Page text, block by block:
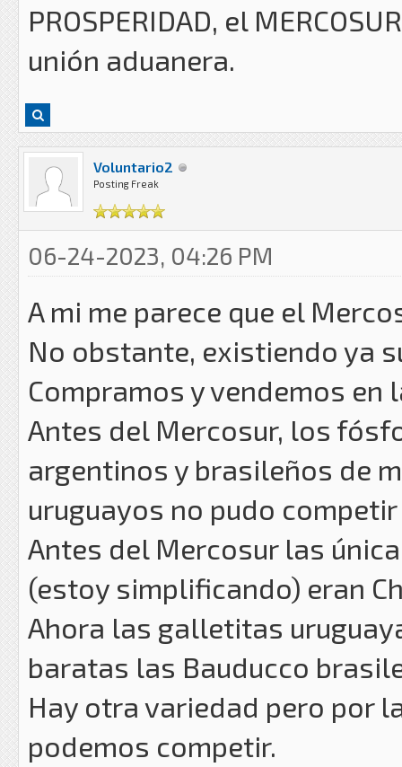
PROSPERIDAD, el
unión aduanera.
Voluntario2
Posting Freak
06-24-2023, 04:26 PM
A mi me parece que el
No obstante, existiendo ya
Compramos y vendemos en
Antes del Mercosur, los
argentinos y brasileños de
uruguayos no pudo
Antes del Mercosur las
(estoy simplificando) eran
Ahora las galletitas
baratas las Bauducco
Hay otra variedad pero por
podemos competir.